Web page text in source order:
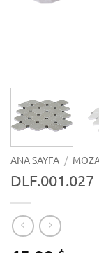
ANA SAYFA /
DLF.001.027